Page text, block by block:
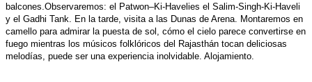
balcones.Observaremos: el Patwon–Ki-Havelies el Salim-Singh-Ki-Haveli
y el Gadhi Tank. En la tarde, visita a las Dunas de Arena. Montaremos en
camello para admirar la puesta de sol, cómo el cielo parece convertirse en
fuego mientras los músicos folklóricos del Rajasthán tocan deliciosas
melodías, puede ser una experiencia inolvidable. Alojamiento.